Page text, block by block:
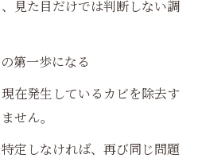
見た目だけでは判断しない調
第一歩になる
在発生しているカビを除去す
せん。
定しなければ、再び同じ問題